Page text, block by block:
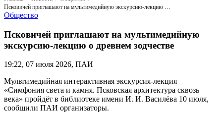
Псковичей приглашают на мультимедийную экскурсию-лекцию о древнем зодчестве
Общество
Псковичей приглашают на мультимедийную
экскурсию-лекцию о древнем зодчестве
19:22, 07 июля 2026, ПАИ
Мультимедийная интерактивная экскурсия-лекция
«Симфония света и камня. Псковская архитектура сквозь
века» пройдёт в библиотеке имени И. И. Василёва 10 июля,
сообщили ПАИ организаторы.